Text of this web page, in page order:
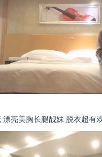
漂亮美胸长腿靓妹 脱衣超有